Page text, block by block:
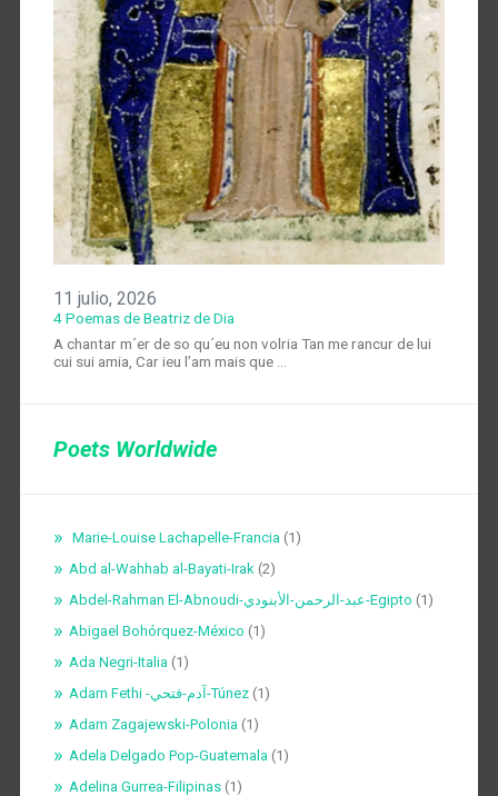
11 julio, 2026
4 Poemas de Beatriz de Dia
A chantar m´er de so qu´eu non volria Tan me rancur de lui
cui sui amia, Car ieu l’am mais que …
Poets Worldwide
Marie-Louise Lachapelle-Francia(1)
Abd al-Wahhab al-Bayati-Irak(2)
Abdel-Rahman El-Abnoudi-عبد-الرحمن-الأبنودي-Egipto (1)
Abigael Bohórquez-México (1)
Ada Negri-Italia(1)
Adam Fethi -آدم-فتحي-Túnez(1)
Adam Zagajewski-Polonia(1)
Adela Delgado Pop-Guatemala(1)
Adelina Gurrea-Filipinas(1)